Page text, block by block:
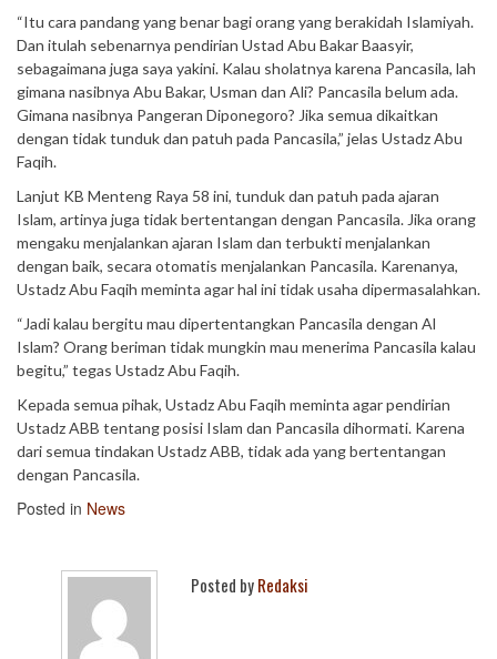
“Itu cara pandang yang benar bagi orang yang berakidah Islamiyah.
Dan itulah sebenarnya pendirian Ustad Abu Bakar Baasyir,
sebagaimana juga saya yakini. Kalau sholatnya karena Pancasila, lah
gimana nasibnya Abu Bakar, Usman dan Ali? Pancasila belum ada.
Gimana nasibnya Pangeran Diponegoro? Jika semua dikaitkan
dengan tidak tunduk dan patuh pada Pancasila,” jelas Ustadz Abu
Faqih.
Lanjut KB Menteng Raya 58 ini, tunduk dan patuh pada ajaran
Islam, artinya juga tidak bertentangan dengan Pancasila. Jika orang
mengaku menjalankan ajaran Islam dan terbukti menjalankan
dengan baik, secara otomatis menjalankan Pancasila. Karenanya,
Ustadz Abu Faqih meminta agar hal ini tidak usaha dipermasalahkan.
“Jadi kalau bergitu mau dipertentangkan Pancasila dengan Al
Islam? Orang beriman tidak mungkin mau menerima Pancasila kalau
begitu,” tegas Ustadz Abu Faqih.
Kepada semua pihak, Ustadz Abu Faqih meminta agar pendirian
Ustadz ABB tentang posisi Islam dan Pancasila dihormati. Karena
dari semua tindakan Ustadz ABB, tidak ada yang bertentangan
dengan Pancasila.
Posted in News
Posted byRedaksi